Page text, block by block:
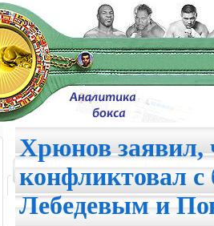
Хрюнов заявил,
конфликтовал с
Лебедевым и